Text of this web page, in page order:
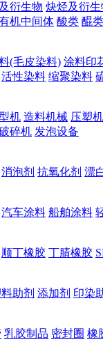
衍生物 炔烃及衍生
机中间体 酸类 醌类
(毛皮染料) 涂料印
活性染料 缩聚染料
机 造料机械 压塑机
碎机 发泡设备
消泡剂 抗氧化剂 漂
汽车涂料 船舶涂料
顺丁橡胶 丁腈橡胶
助剂 添加剂 印染
乳胶制品 密封圈 橡